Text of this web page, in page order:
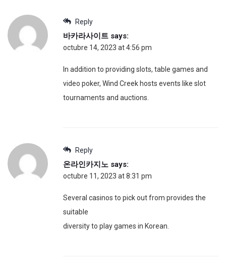
Reply
바카라사이트 says:
octubre 14, 2023 at 4:56 pm
In addition to providing slots, table games and
video poker, Wind Creek hosts events like slot
tournaments and auctions.
Reply
온라인카지노 says:
octubre 11, 2023 at 8:31 pm
Several casinos to pick out from provides the
suitable
diversity to play games in Korean.